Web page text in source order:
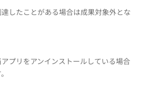
したことがある場合は成果対象外とな
プリをアンインストールしている場合